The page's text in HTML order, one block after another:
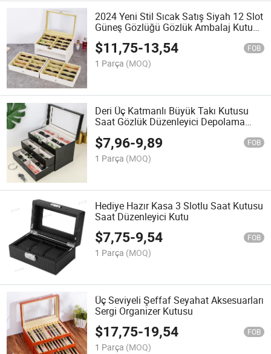
2024 Yeni Stil Sıcak Satış Siyah 12 Slot
Güneş Gözlüğü Gözlük Ambalaj Kutusu
Deri Kutular Kilitli
$11,75-13,54 FOB
1 Parça (MOQ)
Deri Üç Katmanlı Büyük Takı Kutusu
Saat Gözlük Düzenleyici Depolama
$7,96-9,89 FOB
1 Parça (MOQ)
Hediye Hazır Kasa 3 Slotlu Saat Kutusu
Saat Düzenleyici Kutu
$7,75-9,54 FOB
1 Parça (MOQ)
Üç Seviyeli Şeffaf Seyahat Aksesuarları
Sergi Organizer Kutusu
$17,75-19,54 FOB
1 Parça (MOQ)